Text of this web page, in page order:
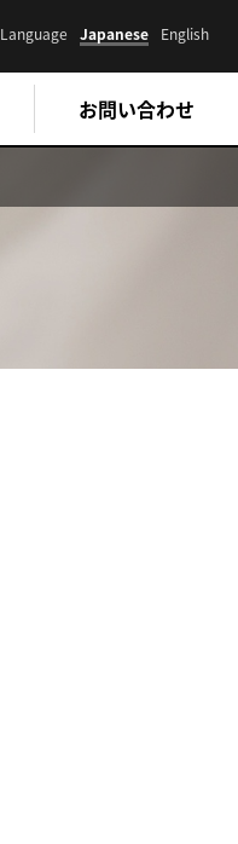
Language Japanese English
お問い合わせ